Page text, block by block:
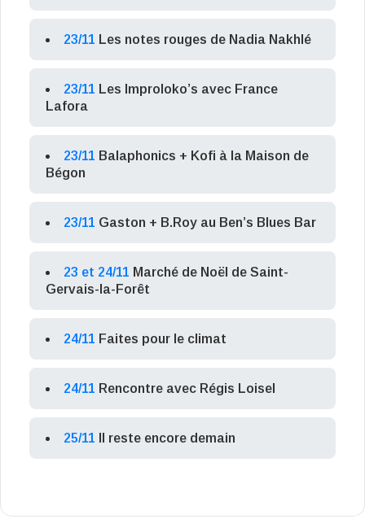
23/11 Les notes rouges de Nadia Nakhlé
23/11 Les Improloko’s avec France
Lafora
23/11 Balaphonics + Kofi à la Maison de
Bégon
23/11 Gaston + B.Roy au Ben’s Blues Bar
23 et 24/11 Marché de Noël de Saint-
Gervais-la-Forêt
24/11 Faites pour le climat
24/11 Rencontre avec Régis Loisel
25/11 Il reste encore demain